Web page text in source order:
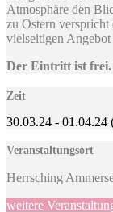
Atmosphäre den
zu Ostern
vielseitigen
Der Eintritt ist frei.
Zeit
30.03.24 - 01.04.24
Veranstaltungsort
Herrsching
weitere